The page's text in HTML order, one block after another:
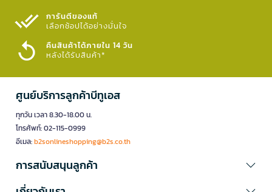
การันตีของแท้
เลือกช้อปได้อย่างมั่นใจ​
คืนสินค้าได้ภายใน 14 วัน
หลังได้รับสินค้า*
ศูนย์บริการลูกค้าบีทูเอส
ทุกวัน เวลา 8.30-18.00 น.
โทรศัพท์: 02-115-0999
อีเมล:b2sonlineshopping@b2s.co.th
การสนับสนุนลูกค้า